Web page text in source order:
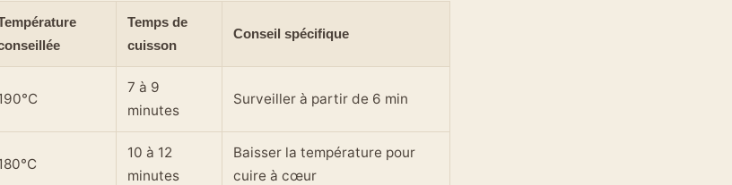
Temps de
cuisson
Conseil spécifique
7 à 9
minutes
Surveiller à partir de 6 min
10 à 12
minutes
Baisser la température pour
cuire à cœur